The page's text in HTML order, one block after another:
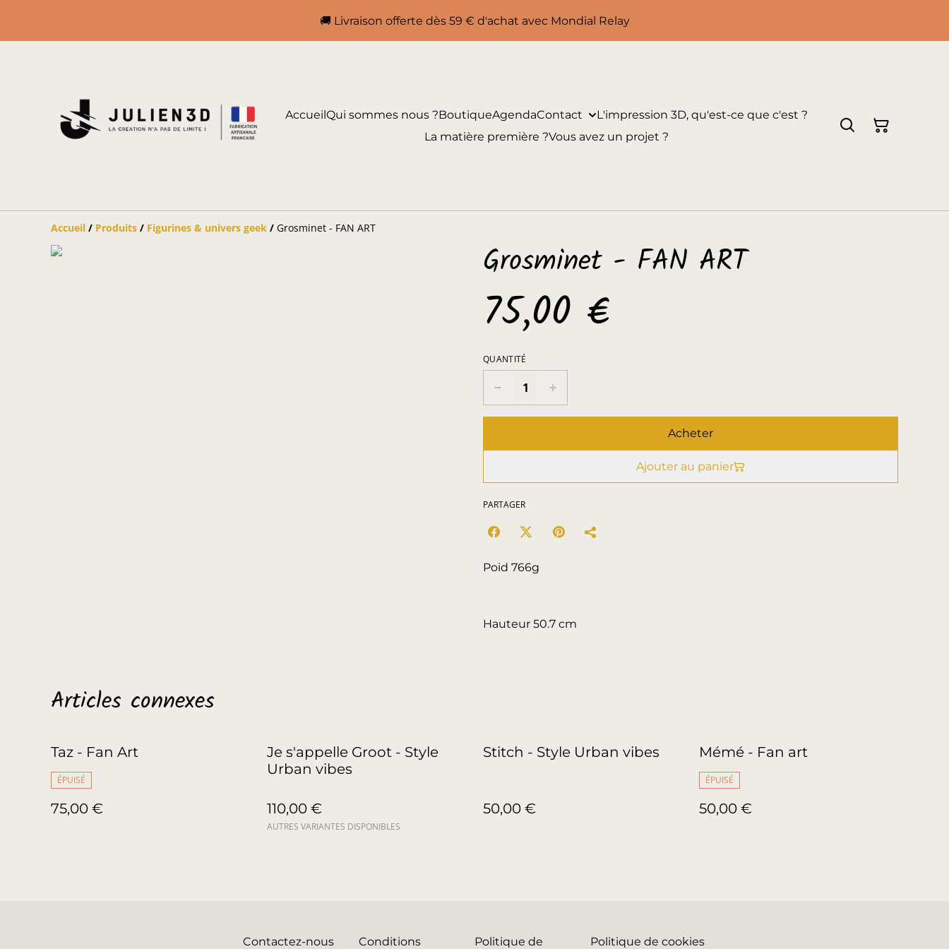
🚚 Livraison offerte dès 59 € d'achat avec Mondial Relay
AccueilQui sommes nous ?BoutiqueAgendaContact
L'impression 3D, qu'est-ce que c'est ?
La matière première ?Vous avez un projet ?
Accueil / Produits / Figurines & univers geek / Grosminet - FAN ART
Grosminet - FAN ART
75,00 €
QUANTITÉ
Acheter
Ajouter au panier
PARTAGER
Poid 766g
Hauteur 50.7 cm
Articles connexes
Taz - Fan Art
ÉPUISÉ
75,00 €
Je s'appelle Groot - Style
Urban vibes
110,00 €
AUTRES VARIANTES DISPONIBLES
Stitch - Style Urban vibes
50,00 €
Mémé - Fan art
ÉPUISÉ
50,00 €
Contactez-nous Conditions
Politique de
Politique de cookies